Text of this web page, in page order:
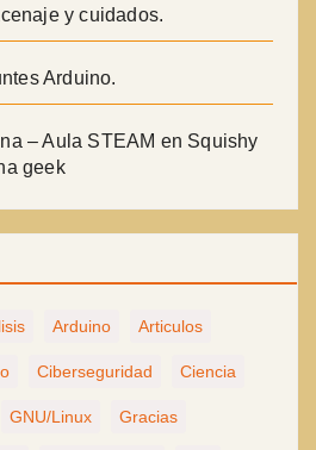
y cuidados.
Arduino.
– Aula STEAM en Squishy
geek
Arduino Articulos
Ciberseguridad Ciencia
GNU/Linux Gracias